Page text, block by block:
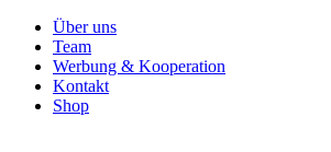
Über uns
Team
Werbung & Kooperation
Kontakt
Shop